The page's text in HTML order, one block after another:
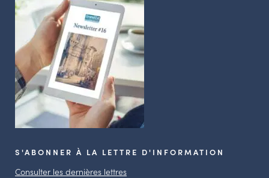
S'ABONNER À LA LETTRE D'INFORMATION
Consulter les dernières lettres